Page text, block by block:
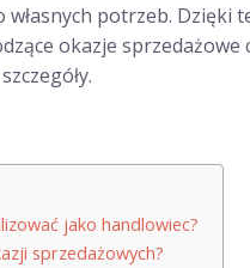
potrzeb. Dzięki
okazje
jako handlowiec?
sprzedażowych?